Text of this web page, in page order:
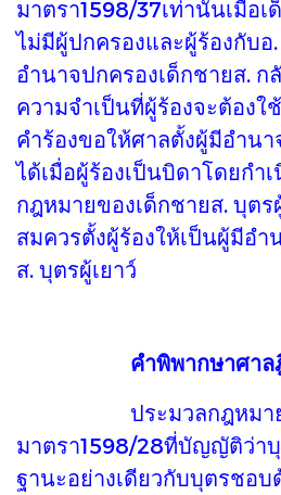
มาตรา1598/37เท่านั้นเมื่อเ
ไม่มีผู้ปกครองและผู้ร้องกับอ
อำนาจปกครองเด็กชายส.
ความจำเป็นที่ผู้ร้องจะต้องใ
คำร้องขอให้ศาลตั้งผู้มีอำนา
ได้เมื่อผู้ร้องเป็นบิดาโดยกำ
กฎหมายของเด็กชายส. บุตร
สมควรตั้งผู้ร้องให้เป็นผู้มีอำ
ส. บุตรผู้เยาว์
คำพิพากษาศาลฎีก
ประมวลกฎหมายแ
มาตรา1598/28ที่บัญญัติว่า
ฐานะอย่างเดียวกับบุตรชอ